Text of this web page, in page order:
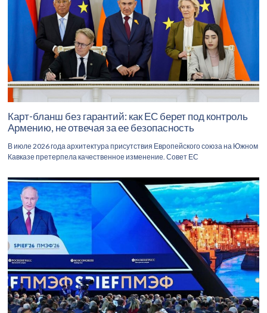
Карт-бланш без гарантий: как ЕС берет под контроль
Армению, не отвечая за ее безопасность
В июле 2026 года архитектура присутствия Европейского союза на Южном
Кавказе претерпела качественное изменение. Совет ЕС